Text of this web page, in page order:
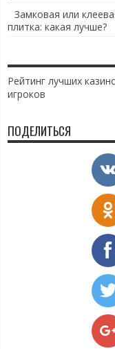
Замковая или
плитка: какая лучше?
Рейтинг лучших
игроков
ПОДЕЛИТЬСЯ